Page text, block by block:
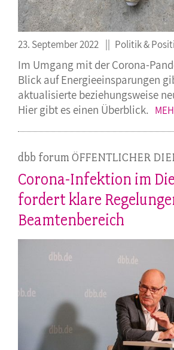
23. September 2022 Politik &
Im Umgang mit der Corona-
Blick auf Energieeinsparungen
aktualisierte beziehungsweise
Hier gibt es einen Überblick.
dbb forum ÖFFENTLICHER
Corona-Infektion im
fordert klare
Beamtenbereich